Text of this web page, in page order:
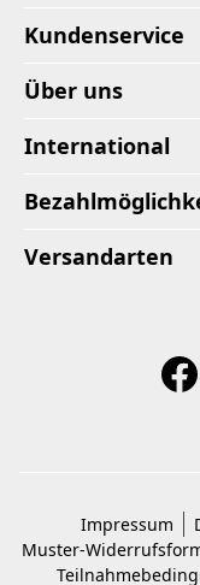
Kundenservice
Über uns
International
Versandarten
Impressum
Muster-